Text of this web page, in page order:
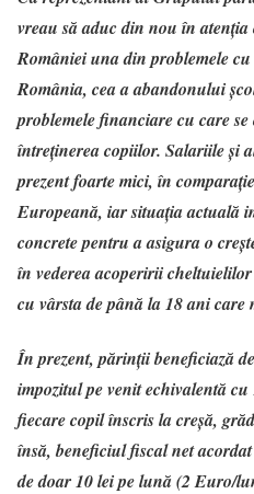
vreau să aduc din nou în
României una din problemele
România, cea a abandonului
problemele financiare cu care
întreţinerea copiilor. Salariile şi
prezent foarte mici, în
Europeană, iar situaţia actuală
concrete pentru a asigura o
în vederea acoperirii
cu vârsta de până la 18 ani care
În prezent, părinţii beneficiază
impozitul pe venit echivalentă
fiecare copil înscris la creşă,
însă, beneficiul fiscal net
de doar 10 lei pe lună (2 Euro/